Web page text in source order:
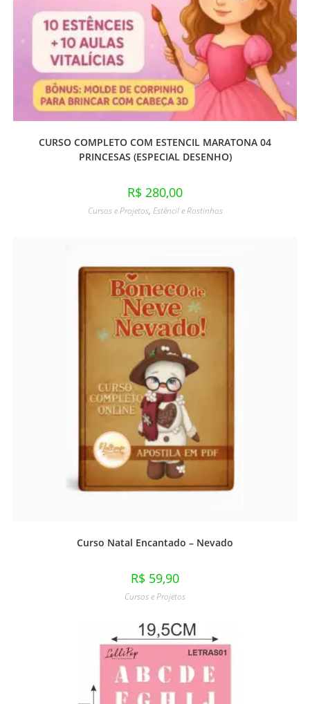
CURSO COMPLETO COM ESTENCIL MARATONA 04
PRINCESAS (ESPECIAL DESENHO)
R$ 280,00
Cursos e Projetos, Estêncil e Rostinhos
Curso Natal Encantado – Nevado
R$ 59,90
Cursos e Projetos